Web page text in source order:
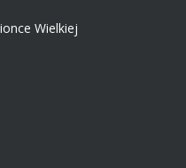
Wielkiej